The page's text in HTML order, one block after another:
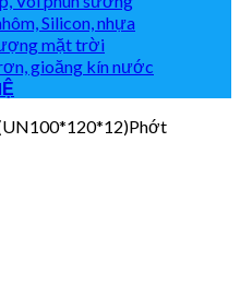
Silicon, nhựa
mặt trời
gioăng kín nước